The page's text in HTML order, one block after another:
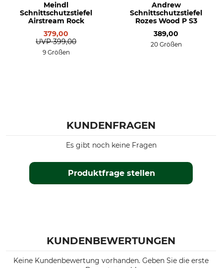
Meindl
Schnittschutzstiefel
Airstream Rock
379,00
UVP 399,00
9 Größen
Andrew
Schnittschutzstiefel
Rozes Wood P S3
389,00
20 Größen
KUNDENFRAGEN
Produktfrage stellen
Es gibt noch keine Fragen
KUNDENBEWERTUNGEN
Keine Kundenbewertung vorhanden. Geben Sie die erste